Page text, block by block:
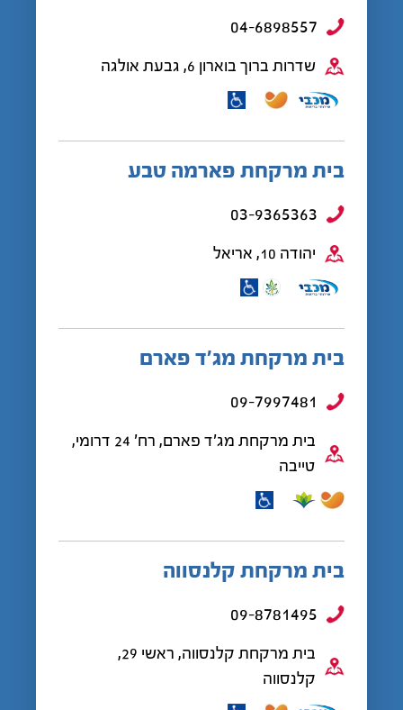
04-6898557
שדרות ברוך בוארון 6, גבעת אולגה
בית מרקחת פארמה טבע
03-9365363
יהודה 10, אריאל
בית מרקחת מג’ד פארם
09-7997481
בית מרקחת מג'ד פארם, רח' 24 דרומי,
טייבה
בית מרקחת קלנסווה
09-8781495
בית מרקחת קלנסווה, ראשי 29,
קלנסווה